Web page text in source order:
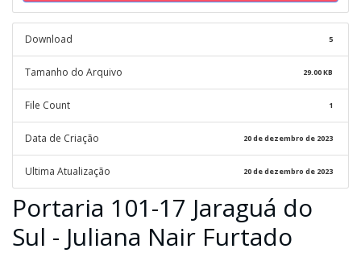
Download 5
Tamanho do Arquivo 29.00 KB
File Count 1
Data de Criação 20 de dezembro de 2023
Ultima Atualização 20 de dezembro de 2023
Portaria 101-17 Jaraguá do
Sul - Juliana Nair Furtado